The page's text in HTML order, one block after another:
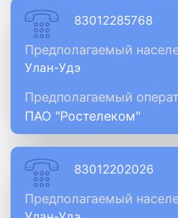
83012285768
Предполагаемый
Улан-Удэ
Предполагаемый
ПАО "Ростелеком"
83012202026
Предполагаемый